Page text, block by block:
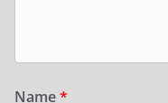
Name*